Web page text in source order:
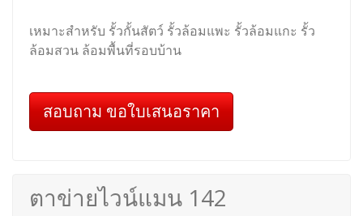
เหมาะสำหรับ รั้วกั้นสัตว์ รั้วล้อมแพะ รั้วล้อมแกะ รั้ว
ล้อมสวน ล้อมพื้นที่รอบบ้าน
สอบถาม ขอใบเสนอราคา
ตาข่ายไวน์แมน 142